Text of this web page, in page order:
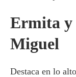
Ermita y
Miguel
Destaca en lo